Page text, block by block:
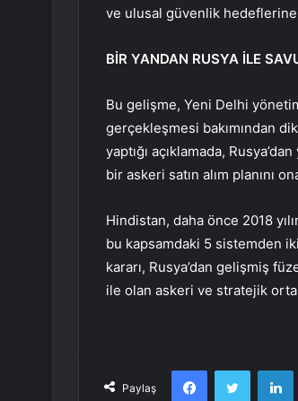
ve ulusal güvenlik hedeflerine
BİR YANDAN RUSYA İLE
Bu gelişme, Yeni Delhi
gerçekleşmesi bakımından
yaptığı açıklamada,
bir askeri satın alım planını
Hindistan, daha önce 2018
bu kapsamdaki 5 sistemden
kararı, Rusya’dan gelişmiş
ile olan askeri ve stratejik
Paylaş
FacebookTwitter